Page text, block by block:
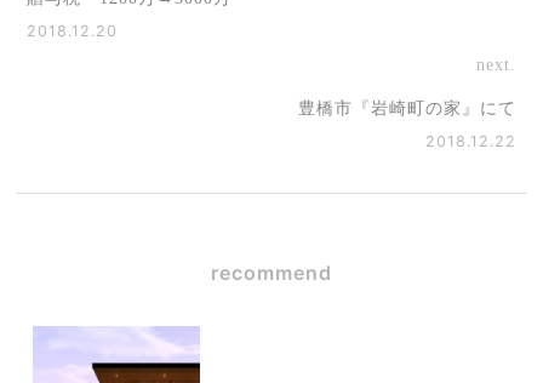
2018.12.20
next.
豊橋市『岩崎町の家』にて
2018.12.22
recommend